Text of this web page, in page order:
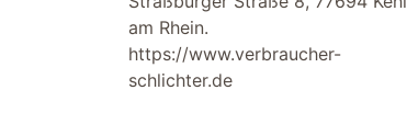
am Rhein.
https://www.verbraucher-
schlichter.de